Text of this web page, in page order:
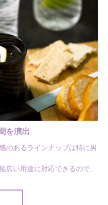
を演出
のあるラインナップは特に男
広い用途に対応できるので、